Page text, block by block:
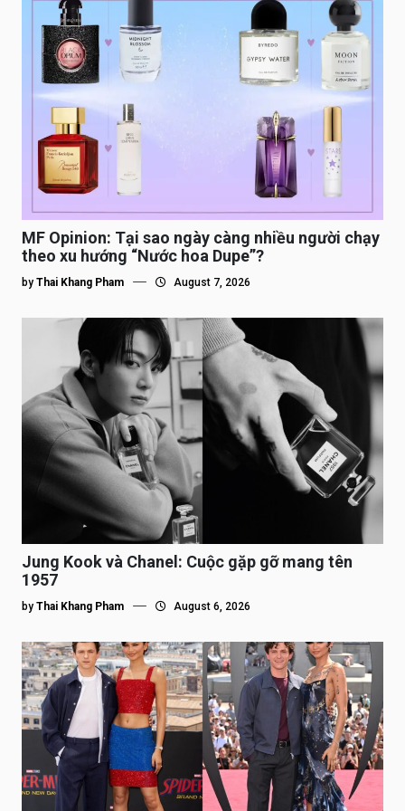
MF Opinion: Tại sao ngày càng nhiều người chạy
theo xu hướng “Nước hoa Dupe”?
by Thai Khang Pham August 7, 2026
Jung Kook và Chanel: Cuộc gặp gỡ mang tên
1957
by Thai Khang Pham August 6, 2026